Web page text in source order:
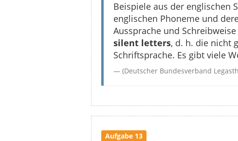
Beispiele aus der englischen
englischen Phoneme und
Aussprache und
silent letters, d. h. die nicht
Schriftsprache. Es gibt viele
(Deutscher Bundesverband
Aufgabe 13